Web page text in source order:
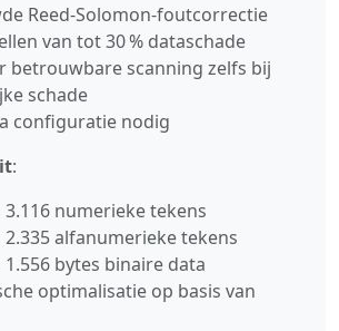
Reed‑Solomon‑foutcorrectie
van tot 30 % dataschade
betrouwbare scanning zelfs bij
schade
configuratie nodig
:
numerieke tekens
alfanumerieke tekens
bytes binaire data
optimalisatie op basis van